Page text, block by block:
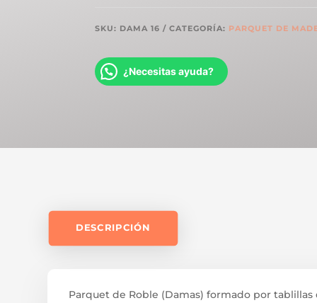
SKU: DAMA 16 CATEGORÍA: PARQUET DE
¿Necesitas ayuda?
DESCRIPCIÓN
Parquet de Roble (Damas) formado por tablillas